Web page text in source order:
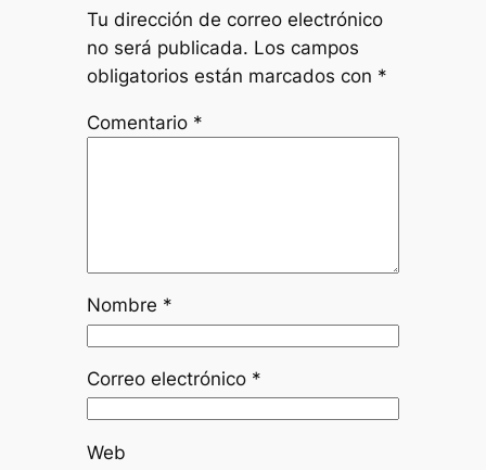
Tu dirección de correo electrónico
no será publicada. Los campos
obligatorios están marcados con *
Comentario *
Nombre *
Correo electrónico *
Web